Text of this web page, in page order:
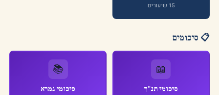
15 שיעורים
📋 סיכומים
📖
סיכומי תנ"ך
📚
סיכומי גמרא